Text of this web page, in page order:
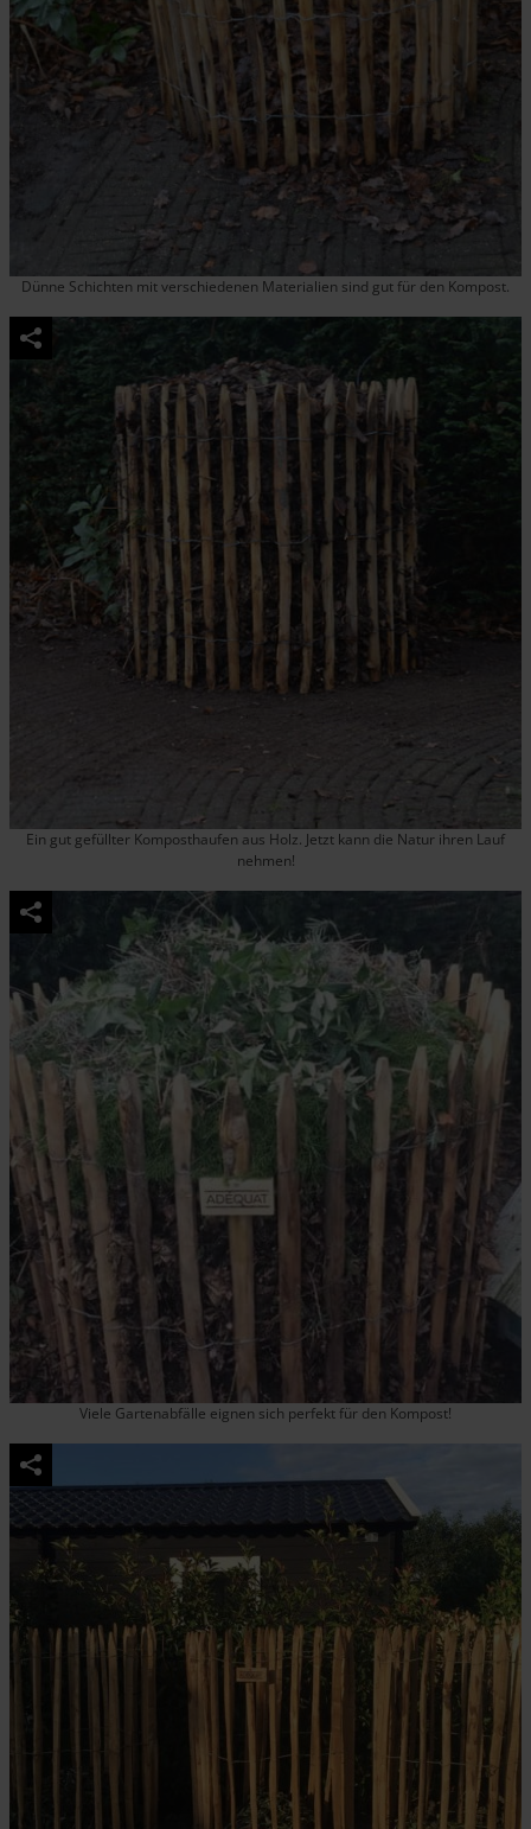
Dünne Schichten mit verschiedenen Materialien sind gut für den Kompost.
Ein gut gefüllter Komposthaufen aus Holz. Jetzt kann die Natur ihren Lauf
nehmen!
Viele Gartenabfälle eignen sich perfekt für den Kompost!